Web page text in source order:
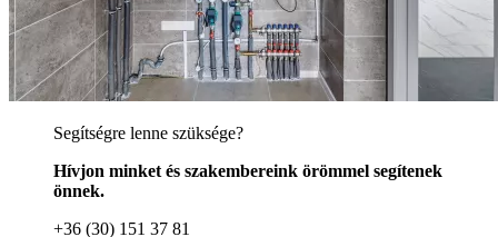
Segítségre lenne szüksége?
Hívjon minket és szakembereink örömmel segítenek
önnek.
+36 (30) 151 37 81